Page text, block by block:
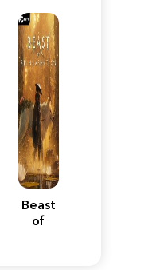
Y
Beast
of